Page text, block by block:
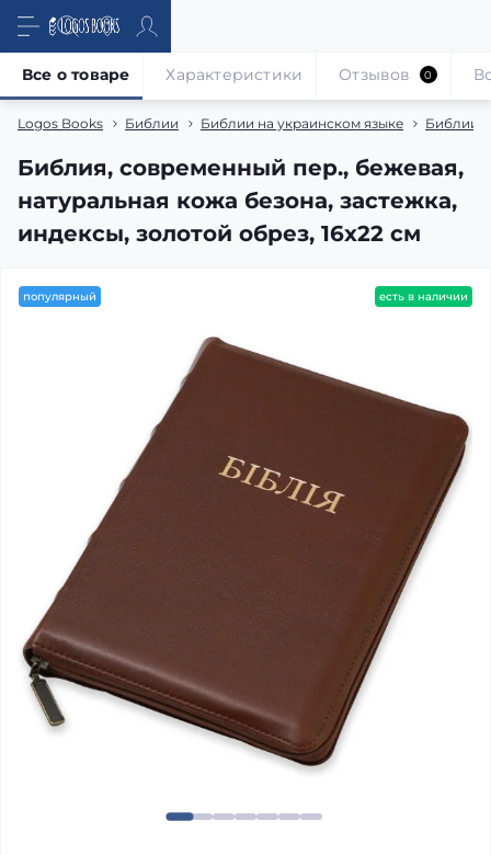
Logos Books Библии Библии на украинском языке Библии
Библия, современный пер., бежевая,
натуральная кожа безона, застежка,
индексы, золотой обрез, 16х22 см
Все о товаре Характеристики Отзывов 0
популярный есть в наличии